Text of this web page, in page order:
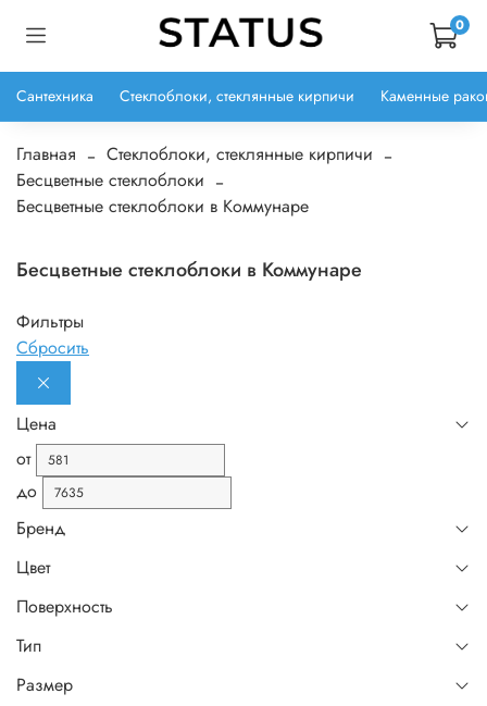
0
Сантехника Стеклоблоки, стеклянные кирпичи Каменные
Главная
Стеклоблоки, стеклянные кирпичи
Бесцветные стеклоблоки
Бесцветные стеклоблоки в Коммунаре
Бесцветные стеклоблоки в Коммунаре
Фильтры
Сбросить
Цена
от
до
Бренд
Цвет
Поверхность
Тип
Размер